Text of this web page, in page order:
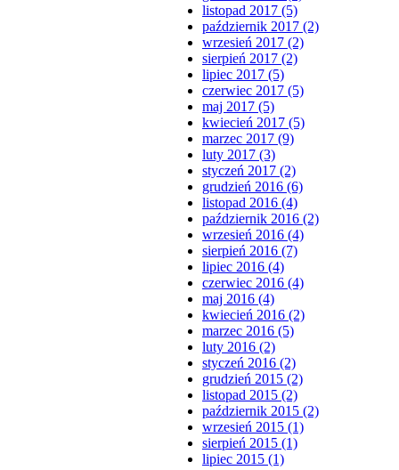
listopad 2017 (5)
październik 2017 (2)
wrzesień 2017 (2)
sierpień 2017 (2)
lipiec 2017 (5)
czerwiec 2017 (5)
maj 2017 (5)
kwiecień 2017 (5)
marzec 2017 (9)
luty 2017 (3)
styczeń 2017 (2)
grudzień 2016 (6)
listopad 2016 (4)
październik 2016 (2)
wrzesień 2016 (4)
sierpień 2016 (7)
lipiec 2016 (4)
czerwiec 2016 (4)
maj 2016 (4)
kwiecień 2016 (2)
marzec 2016 (5)
luty 2016 (2)
styczeń 2016 (2)
grudzień 2015 (2)
listopad 2015 (2)
październik 2015 (2)
wrzesień 2015 (1)
sierpień 2015 (1)
lipiec 2015 (1)